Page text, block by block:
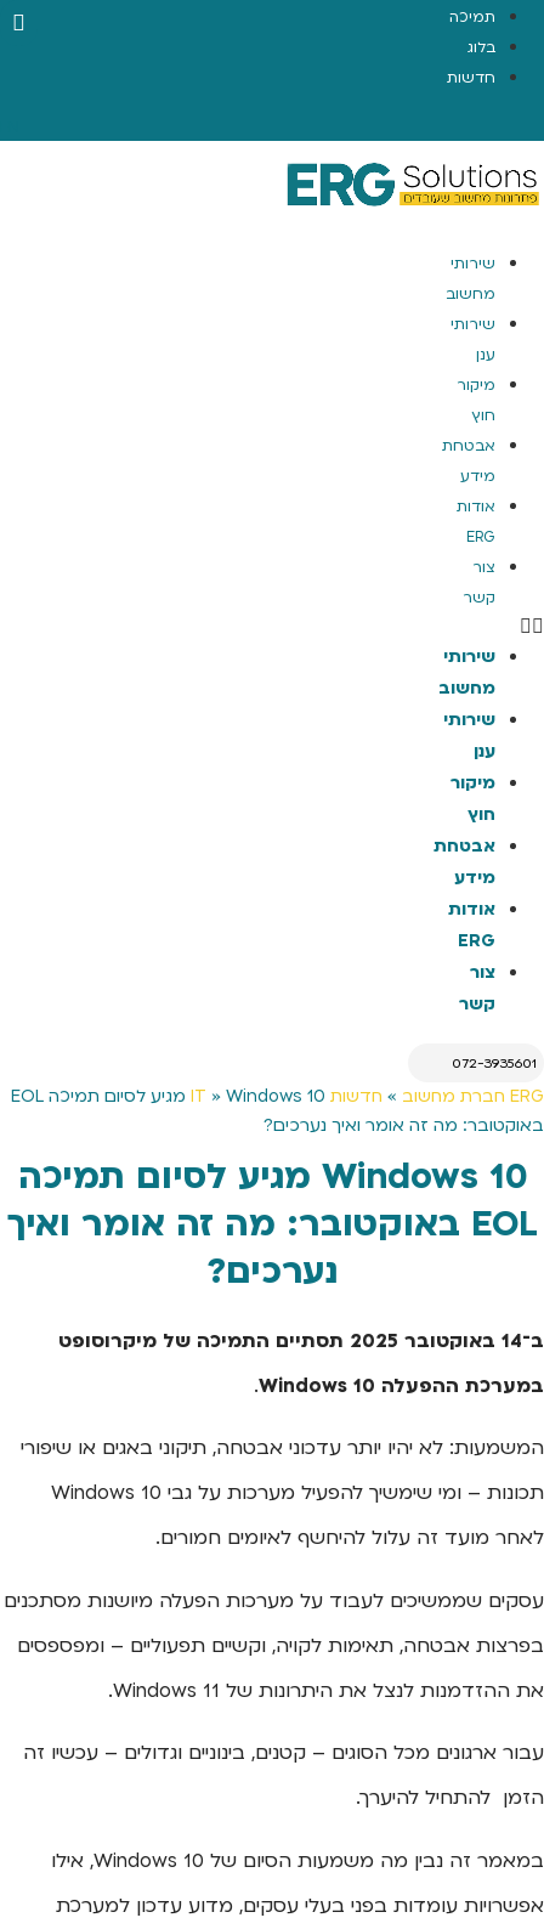
תמיכה
בלוג
חדשות
שירותי
מחשוב
שירותי
ענן
מיקור
חוץ
אבטחת
מידע
אודות
ERG
צור
קשר
שירותי
מחשוב
שירותי
ענן
מיקור
חוץ
אבטחת
מידע
אודות
ERG
צור
קשר
072-3935601
ERG חברת מחשוב » חדשות IT »
Windows 10 מגיע לסיום תמיכה EOL
באוקטובר: מה זה אומר ואיך נערכים?
Windows 10 מגיע לסיום תמיכה
EOL באוקטובר: מה זה אומר ואיך
נערכים?
ב־14 באוקטובר 2025 תסתיים התמיכה של מיקרוסופט
במערכת ההפעלה Windows 10
.
המשמעות: לא יהיו יותר עדכוני אבטחה, תיקוני באגים או שיפורי
תכונות – ומי שימשיך להפעיל מערכות על גבי Windows 10
לאחר מועד זה עלול להיחשף לאיומים חמורים.
עסקים שממשיכים לעבוד על מערכות הפעלה מיושנות מסתכנים
בפרצות אבטחה, תאימות לקויה, וקשיים תפעוליים – ומפספסים
את ההזדמנות לנצל את היתרונות של Windows 11.
עבור ארגונים מכל הסוגים – קטנים, בינוניים וגדולים – עכשיו זה
הזמן להתחיל להיערך.
במאמר זה נבין מה משמעות הסיום של Windows 10, אילו
אפשרויות עומדות בפני בעלי עסקים, מדוע עדכון למערכת